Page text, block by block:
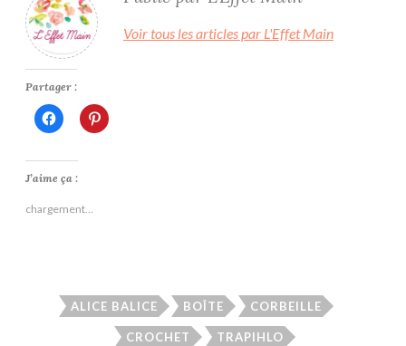
Voir tous les articles par L'Effet Main
Partager :
Cliquez
pour
Facebook(ouvre
dans
une
fenêtre)
Cliquez
pour
J’aime ça :
chargement…
ALICE BALICE BOÎTE CORBEILLE
CROCHET TRAPIHLO